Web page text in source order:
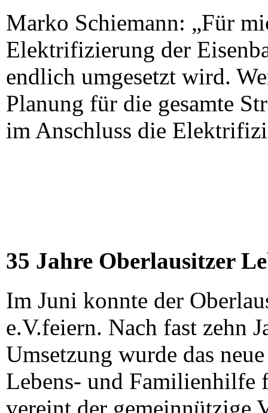
Marko Schiemann: „Für
Elektrifizierung der
endlich umgesetzt wird.
Planung für die gesamte
im Anschluss die
35 Jahre Oberlausitzer
Im Juni konnte der
e.V.feiern. Nach fast zehn
Umsetzung wurde das
Lebens- und Familienhilfe
vereint der gemeinnützige